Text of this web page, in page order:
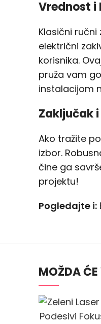
Vrednost i
Klasični
električni
korisnika.
pruža vam
instalacijom
Zaključak
Ako tražite
izbor.
čine ga
projektu!
Pogledajte i:
MOŽDA